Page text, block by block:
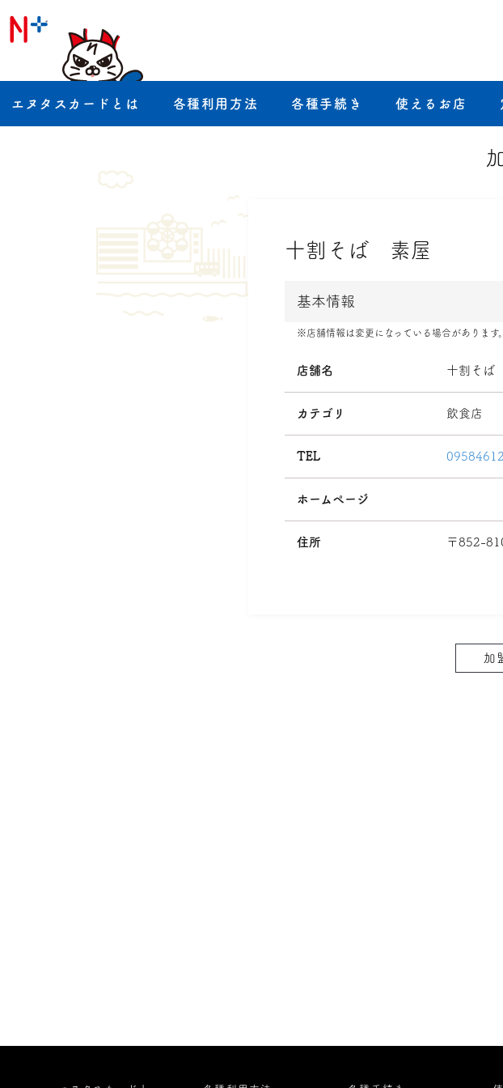
エヌタスカードとは 各種利用方法 各種手続き 使えるお店
十割そば 素屋
基本情報
※店舗情報は変更になっている場合があります
店舗名 十割そば
カテゴリ 飲食店
TEL
ホームページ
住所 〒852-
加